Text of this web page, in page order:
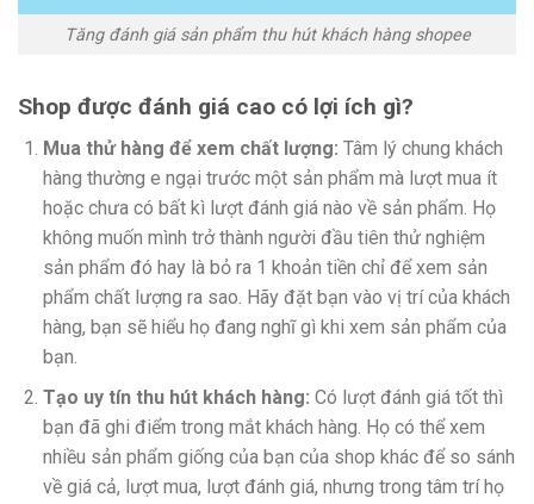
Tăng đánh giá sản phẩm thu hút khách hàng shopee
Shop được đánh giá cao có lợi ích gì?
Mua thử hàng để xem chất lượng: Tâm lý chung khách
hàng thường e ngại trước một sản phẩm mà lượt mua ít
hoặc chưa có bất kì lượt đánh giá nào về sản phẩm. Họ
không muốn mình trở thành người đầu tiên thử nghiệm
sản phẩm đó hay là bỏ ra 1 khoản tiền chỉ để xem sản
phẩm chất lượng ra sao. Hãy đặt bạn vào vị trí của khách
hàng, bạn sẽ hiểu họ đang nghĩ gì khi xem sản phẩm của
bạn.
Tạo uy tín thu hút khách hàng: Có lượt đánh giá tốt thì
bạn đã ghi điểm trong mắt khách hàng. Họ có thể xem
nhiều sản phẩm giống của bạn của shop khác để so sánh
về giá cả, lượt mua, lượt đánh giá, nhưng trong tâm trí họ